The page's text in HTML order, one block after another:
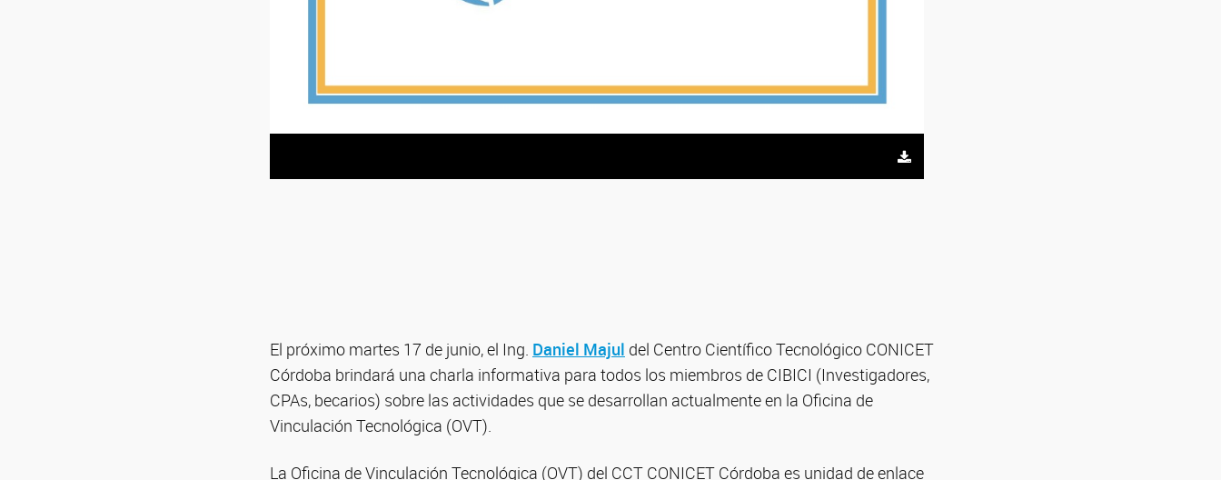
El próximo martes 17 de junio, el Ing. Daniel Majul del Centro Científico Tecnológico CONICET
Córdoba brindará una charla informativa para todos los miembros de CIBICI (Investigadores,
CPAs, becarios) sobre las actividades que se desarrollan actualmente en la Oficina de
Vinculación Tecnológica (OVT).
La Oficina de Vinculación Tecnológica (OVT) del CCT CONICET Córdoba es unidad de enlace